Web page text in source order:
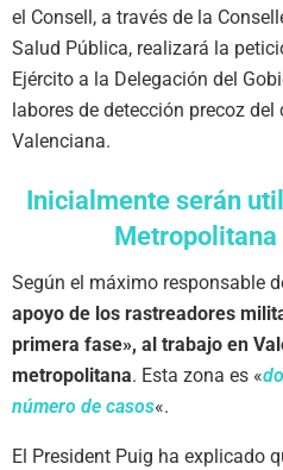
el Consell, a través de la
Salud Pública, realizará la
Ejército a la Delegación del
labores de detección precoz
Valenciana.
Inicialmente serán
Metropolitana
Según el máximo responsable
apoyo de los rastreadores
primera fase», al trabajo en
metropolitana. Esta zona es «
número de casos«.
El President Puig ha explicado